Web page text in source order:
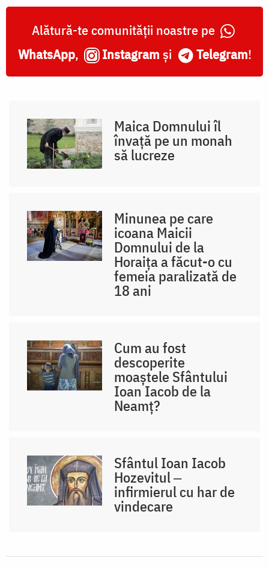
Alătură-te comunității noastre pe
WhatsApp, Instagram și Telegram!
Maica Domnului îl
învață pe un monah
să lucreze
Minunea pe care
icoana Maicii
Domnului de la
Horaița a făcut-o cu
femeia paralizată de
18 ani
Cum au fost
descoperite
moaștele Sfântului
Ioan Iacob de la
Neamț?
Sfântul Ioan Iacob
Hozevitul ‒
infirmierul cu har de
vindecare